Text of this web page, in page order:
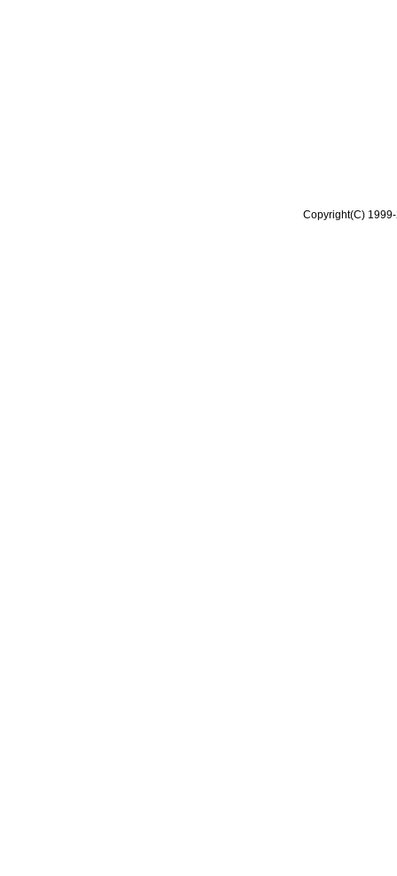
Copyright(C)